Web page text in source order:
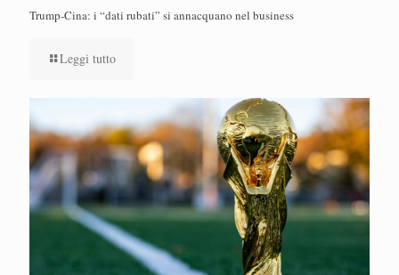
Trump-Cina: i “dati rubati” si annacquano nel business
Leggi tutto